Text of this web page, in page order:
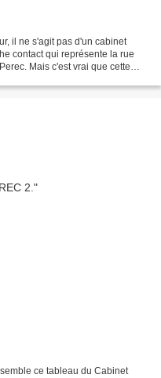
il ne s'agit pas d'un cabinet
contact qui représente la rue
Mais c'est vrai que cette
ce tableau du Cabinet